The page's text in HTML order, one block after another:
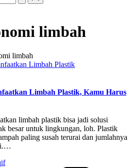
limbah
limbah
Limbah Plastik, Kamu Harus
limbah plastik bisa jadi solusi
besar untuk lingkungan, loh. Plastik
paling susah terurai dan jumlahnya